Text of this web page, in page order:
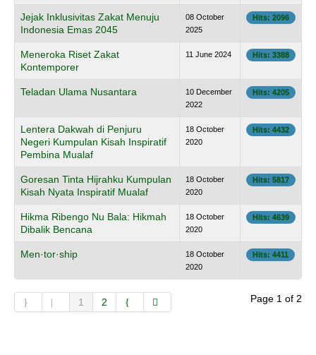
Jejak Inklusivitas Zakat Menuju
Indonesia Emas 2045
08 October
2025
Hits: 2096
Meneroka Riset Zakat
Kontemporer
11 June 2024 Hits: 3388
Teladan Ulama Nusantara
10 December
2022
Hits: 4205
Lentera Dakwah di Penjuru
Negeri Kumpulan Kisah Inspiratif
Pembina Mualaf
18 October
2020
Hits: 4432
Goresan Tinta Hijrahku Kumpulan
Kisah Nyata Inspiratif Mualaf
18 October
2020
Hits: 5817
Hikma Ribengo Nu Bala: Hikmah
Dibalik Bencana
18 October
2020
Hits: 4639
Men·tor·ship
18 October
2020
Hits: 4411
Page 1 of 2
1 2